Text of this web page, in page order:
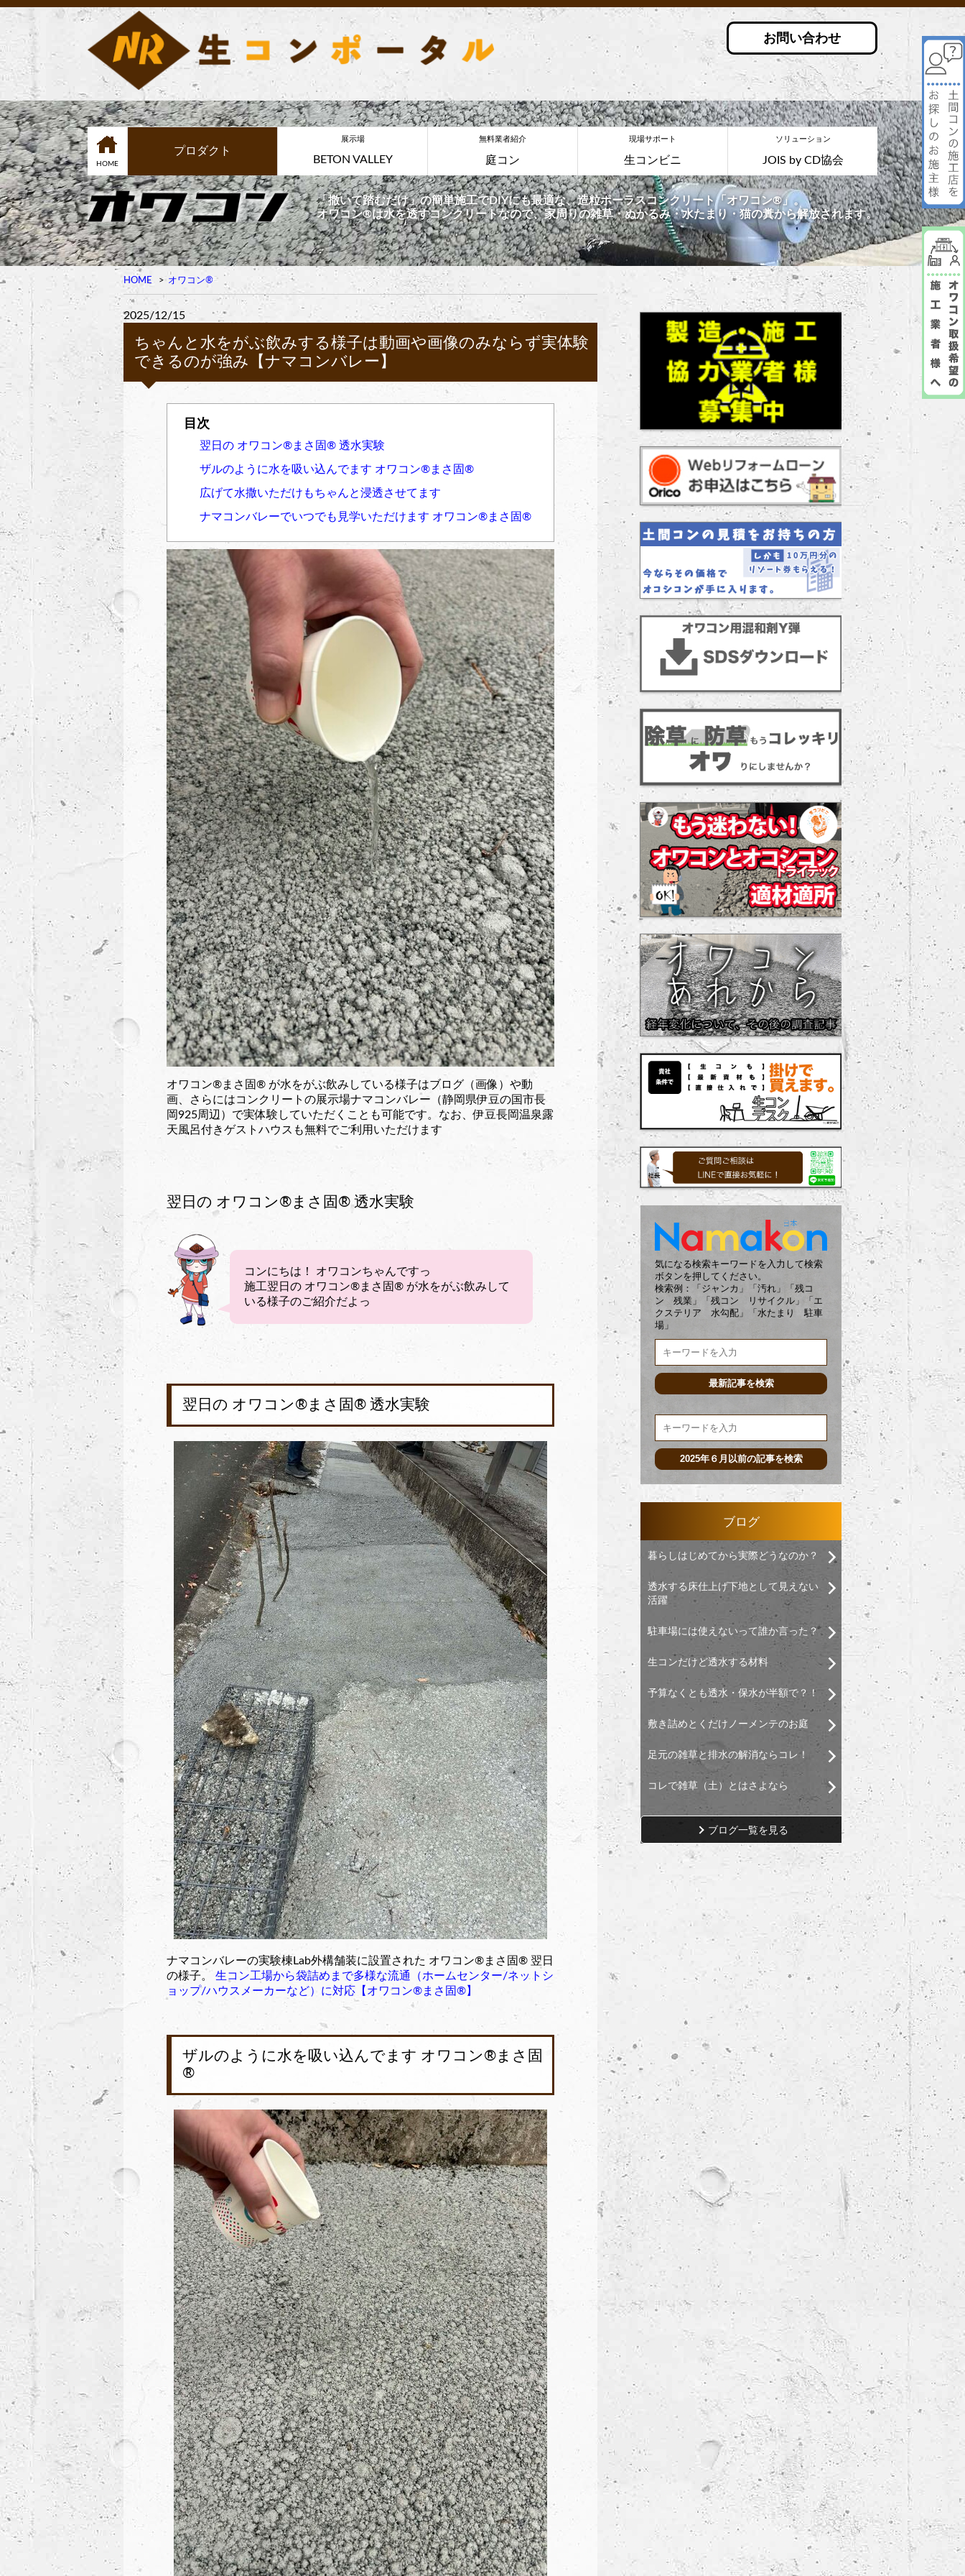
お問い合わせ
HOME
プロダクト
展示場
BETON VALLEY
無料業者紹介
庭コン
現場サポート
生コンビニ
ソリューション
JOIS by CD協会
「撒いて踏むだけ」の簡単施工でDIYにも最適な、造粒ポーラスコンクリート「オワコン®︎」。
オワコン®︎は水を透すコンクリートなので、家周りの雑草・ぬかるみ・水たまり・猫の糞から解放されます。
HOME オワコン®︎
2025/12/15
ちゃんと水をがぶ飲みする様子は動画や画像のみならず実体験
できるのが強み【ナマコンバレー】
翌日の オワコン®︎まさ固®︎ 透水実験
ザルのように水を吸い込んでます オワコン®︎まさ固®︎
広げて水撒いただけもちゃんと浸透させてます
ナマコンバレーでいつでも見学いただけます オワコン®︎まさ固®︎
オワコン®︎まさ固®︎ が水をがぶ飲みしている様子はブログ（画像）や動
画、さらにはコンクリートの展示場ナマコンバレー（静岡県伊豆の国市長
岡925周辺）で実体験していただくことも可能です。なお、伊豆長岡温泉露
天風呂付きゲストハウスも無料でご利用いただけます
翌日の オワコン®︎まさ固®︎ 透水実験
コンにちは！ オワコンちゃんですっ
施工翌日の オワコン®︎まさ固®︎ が水をがぶ飲みして
いる様子のご紹介だよっ
翌日の オワコン®︎まさ固®︎ 透水実験
ナマコンバレーの実験棟Lab外構舗装に設置された オワコン®︎まさ固®︎ 翌日
の様子。 生コン工場から袋詰めまで多様な流通（ホームセンター/ネットシ
ョップ/ハウスメーカーなど）に対応【オワコン®︎まさ固®︎】
ザルのように水を吸い込んでます オワコン®︎まさ固
®︎
気になる検索キーワードを入力して検索
ボタンを押してください。
検索例：「ジャンカ」「汚れ」「残コ
ン 残業」「残コン リサイクル」「エ
クステリア 水勾配」「水たまり 駐車
場」
ブログ
暮らしはじめてから実際どうなのか？
透水する床仕上げ下地として見えない
活躍
駐車場には使えないって誰か言った？
生コンだけど透水する材料
予算なくとも透水・保水が半額で？！
敷き詰めとくだけノーメンテのお庭
足元の雑草と排水の解消ならコレ！
コレで雑草（土）とはさよなら
ブログ一覧を見る